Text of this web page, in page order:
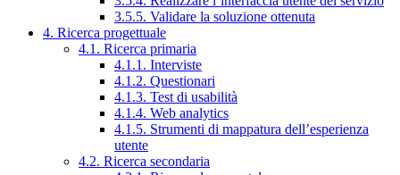
3.5.5. Validare la soluzione ottenuta
4. Ricerca progettuale
4.1. Ricerca primaria
4.1.1. Interviste
4.1.2. Questionari
4.1.3. Test di usabilità
4.1.4. Web analytics
4.1.5. Strumenti di mappatura dell’esperienza
utente
4.2. Ricerca secondaria